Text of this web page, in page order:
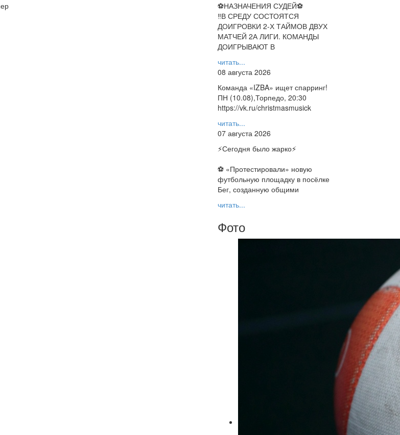
⚽НАЗНАЧЕНИЯ СУДЕЙ⚽
‼В СРЕДУ СОСТОЯТСЯ
ДОИГРОВКИ 2-Х ТАЙМОВ ДВУХ
МАТЧЕЙ 2А ЛИГИ. КОМАНДЫ
ДОИГРЫВАЮТ В
читать...
08 августа 2026
Команда «IZBA» ищет спарринг!
ПН (10.08),Торпедо, 20:30
https://vk.ru/christmasmusick
читать...
07 августа 2026
⚡️Сегодня было жарко⚡️
⚽ ️«Протестировали» новую
футбольную площадку в посёлке
Бег, созданную общими
читать...
Фото